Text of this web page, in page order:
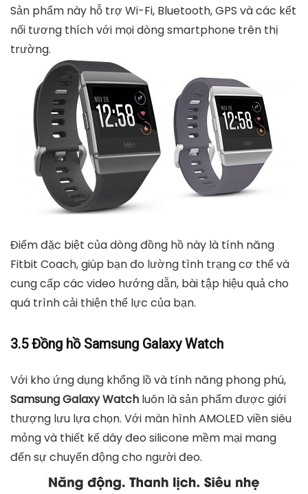
Sản phẩm này hỗ trợ Wi-Fi, Bluetooth, GPS và các kết
nối tương thích với mọi dòng smartphone trên thị
trường.
Điểm đặc biệt của dòng đồng hồ này là tính năng
Fitbit Coach, giúp bạn đo lường tình trạng cơ thể và
cung cấp các video hướng dẫn, bài tập hiệu quả cho
quá trình cải thiện thể lực của bạn.
3.5 Đồng hồ Samsung Galaxy Watch
Với kho ứng dụng khổng lồ và tính năng phong phú,
Samsung Galaxy Watch luôn là sản phẩm được giới
thượng lưu lựa chọn. Với màn hình AMOLED viền siêu
mỏng và thiết kế dây đeo silicone mềm mại mang
đến sự chuyển động cho người đeo.